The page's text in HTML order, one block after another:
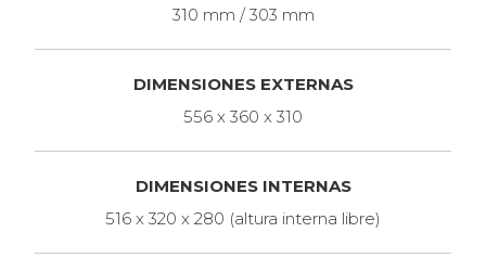
310 mm / 303 mm
DIMENSIONES EXTERNAS
556 x 360 x 310
DIMENSIONES INTERNAS
516 x 320 x 280 (altura interna libre)